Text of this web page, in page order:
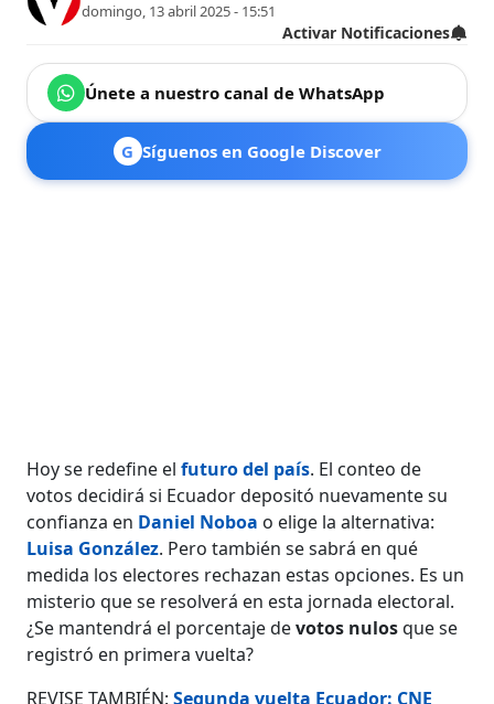
domingo, 13 abril 2025 - 15:51
Activar Notificaciones
Únete a nuestro canal de WhatsApp
G Síguenos en Google Discover
Hoy se redefine elfuturo del país. El conteo de
votos decidirá si Ecuador depositó nuevamente su
confianza en Daniel Noboa o elige la alternativa:
Luisa González. Pero también se sabrá en qué
medida los electores rechazan estas opciones. Es un
misterio que se resolverá en esta jornada electoral.
¿Se mantendrá el porcentaje devotos nulosque se
registró en primera vuelta?
REVISE TAMBIÉN:Segunda vuelta Ecuador: CNE